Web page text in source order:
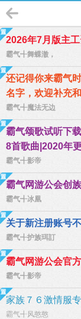
2026年7月版主
霸气╉舞蝶澈，
还记得你来霸气
名字，欢迎补充
霸气╉魔法无边
霸气颂歌试听下
8首歌曲|2020年
霸气╉影帝
霸气网游公会创
霸气╉冰凰
关于新注册账号
霸气╉护族珥訂
霸气网游公会官
霸气╉影帝
家族７６激情服
霸气╉风憨憨